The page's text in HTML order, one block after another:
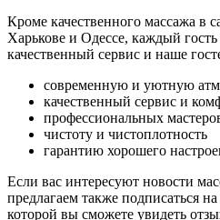
Кроме качественного массажа в
Харькове и Одессе, каждый гость
качественный сервис и наше
современную и уютную
качественный сервис и
профессиональных
чистоту и чистоплотность
гарантию хорошего
Если вас интересуют новости
предлагаем также подписаться
которой вы сможете увидеть